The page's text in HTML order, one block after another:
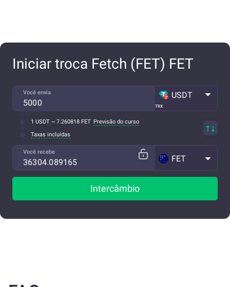
Iniciar troca Fetch (FET) FET
Você envia
TRX
USDT
1 USDT ~ 7.260818 FET Previsão do curso
Taxas incluídas
Você recebe
FET
Intercâmbio